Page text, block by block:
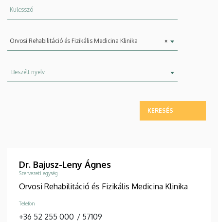
Kulcsszó
Szervezeti
egység
×
Orvosi Rehabilitáció és Fizikális Medicina Klinika
Beszélt
nyelv
Beszélt nyelv
Dr. Bajusz-Leny Ágnes
Szervezeti egység
Orvosi Rehabilitáció és Fizikális Medicina Klinika
Telefon
+36 52 255 000 / 57109